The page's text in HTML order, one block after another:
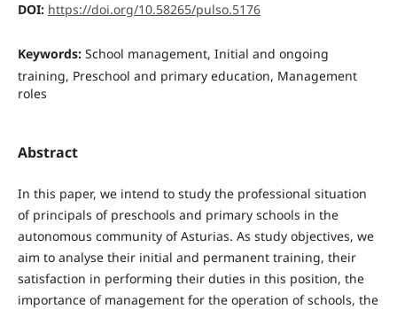
DOI: https://doi.org/10.58265/pulso.5176
Keywords: School management, Initial and ongoing
training, Preschool and primary education, Management
roles
Abstract
In this paper, we intend to study the professional situation
of principals of preschools and primary schools in the
autonomous community of Asturias. As study objectives, we
aim to analyse their initial and permanent training, their
satisfaction in performing their duties in this position, the
importance of management for the operation of schools, the